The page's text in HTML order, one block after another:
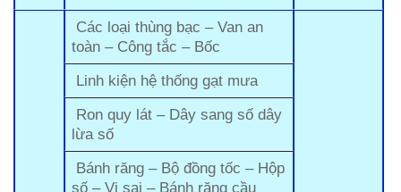
Các loại thùng bạc – Van an
toàn – Công tắc – Bốc
Linh kiện hệ thống gạt mưa
Ron quy lát – Dây sang số dây
lừa số
Bánh răng – Bộ đồng tốc – Hộp
số – Vi sai – Bánh răng cầu